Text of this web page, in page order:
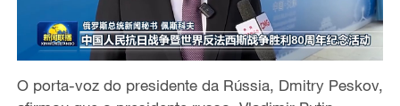
O porta-voz do presidente da Rússia, Dmitry Peskov,